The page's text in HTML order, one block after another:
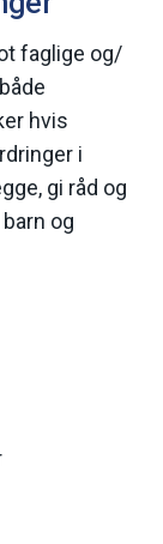
faglige og/
hvis
i
gi råd og
og